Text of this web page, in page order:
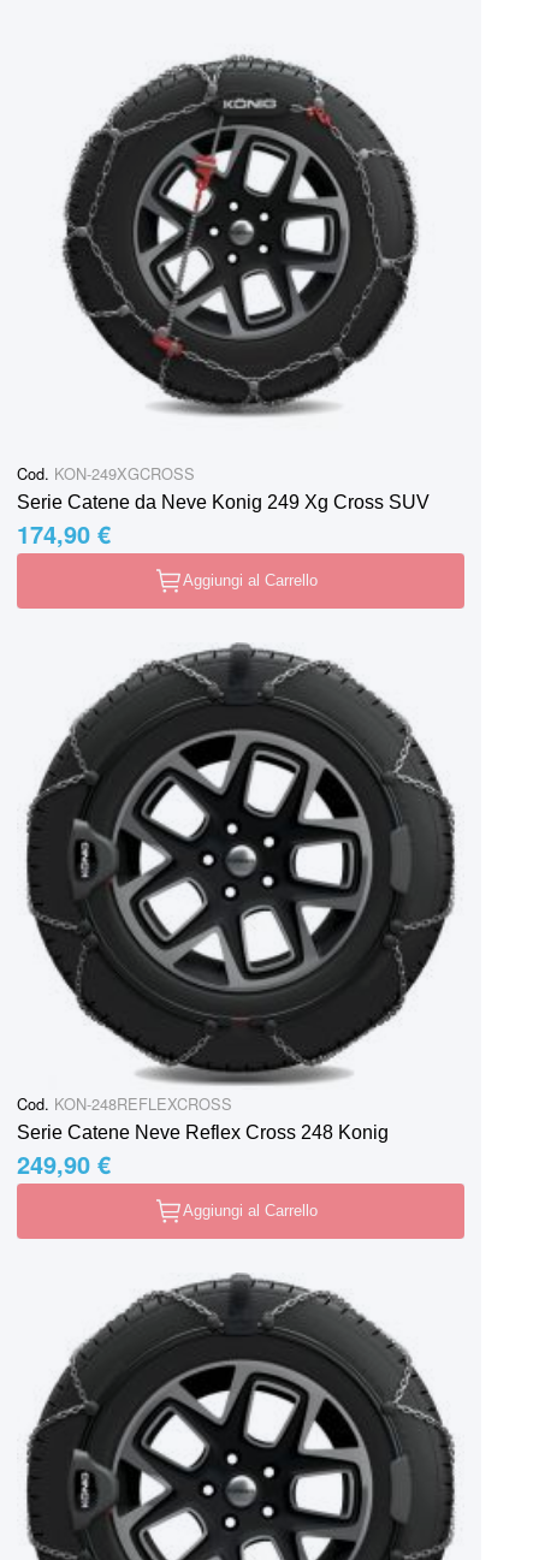
Cod. KON-249XGCROSS
Serie Catene da Neve Konig 249 Xg Cross SUV
174,90 €
Aggiungi al Carrello
Cod. KON-248REFLEXCROSS
Serie Catene Neve Reflex Cross 248 Konig
249,90 €
Aggiungi al Carrello